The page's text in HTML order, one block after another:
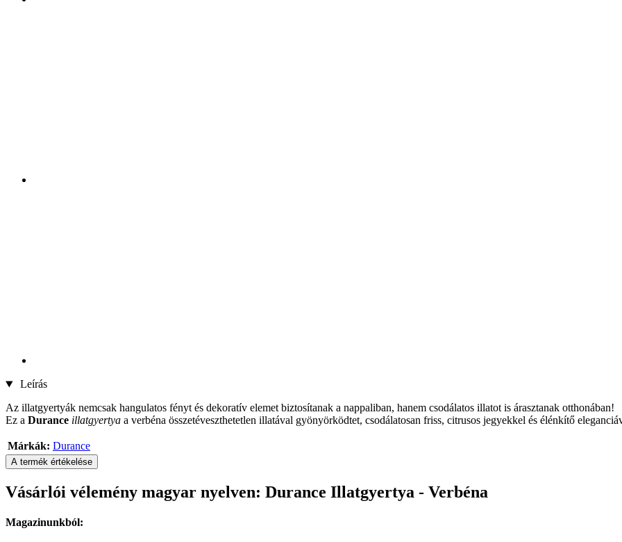
Leírás
Az illatgyertyák nemcsak hangulatos fényt és dekoratív elemet biztosítanak a nappaliban, hanem csodálatos illatot is árasztanak otthonában!
Ez a Durance illatgyertya a verbéna összetéveszthetetlen illatával gyönyörködtet, csodálatosan friss, citrusos jegyekkel és élénkítő
Márkák: Durance
A termék értékelése
Vásárlói vélemény magyar nyelven: Durance Illatgyertya - Verbéna
Magazinunkból: